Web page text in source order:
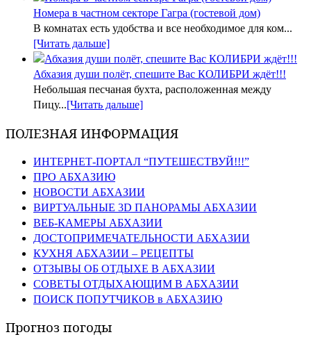
Номера в частном секторе Гагра (гостевой дом)
В комнатах есть удобства и все необходимое для ком...
[Читать дальше]
Абхазия души полёт, спешите Вас КОЛИБРИ ждёт!!!
Небольшая песчаная бухта, расположенная между
Пицу...[Читать дальше]
ПОЛЕЗНАЯ ИНФОРМАЦИЯ
ИНТЕРНЕТ-ПОРТАЛ “ПУТЕШЕСТВУЙ!!!”
ПРО АБХАЗИЮ
НОВОСТИ АБХАЗИИ
ВИРТУАЛЬНЫЕ 3D ПАНОРАМЫ АБХАЗИИ
ВЕБ-КАМЕРЫ АБХАЗИИ
ДОСТОПРИМЕЧАТЕЛЬНОСТИ АБХАЗИИ
КУХНЯ АБХАЗИИ – РЕЦЕПТЫ
ОТЗЫВЫ ОБ ОТДЫХЕ В АБХАЗИИ
СОВЕТЫ ОТДЫХАЮЩИМ В АБХАЗИИ
ПОИСК ПОПУТЧИКОВ в АБХАЗИЮ
Прогноз погоды